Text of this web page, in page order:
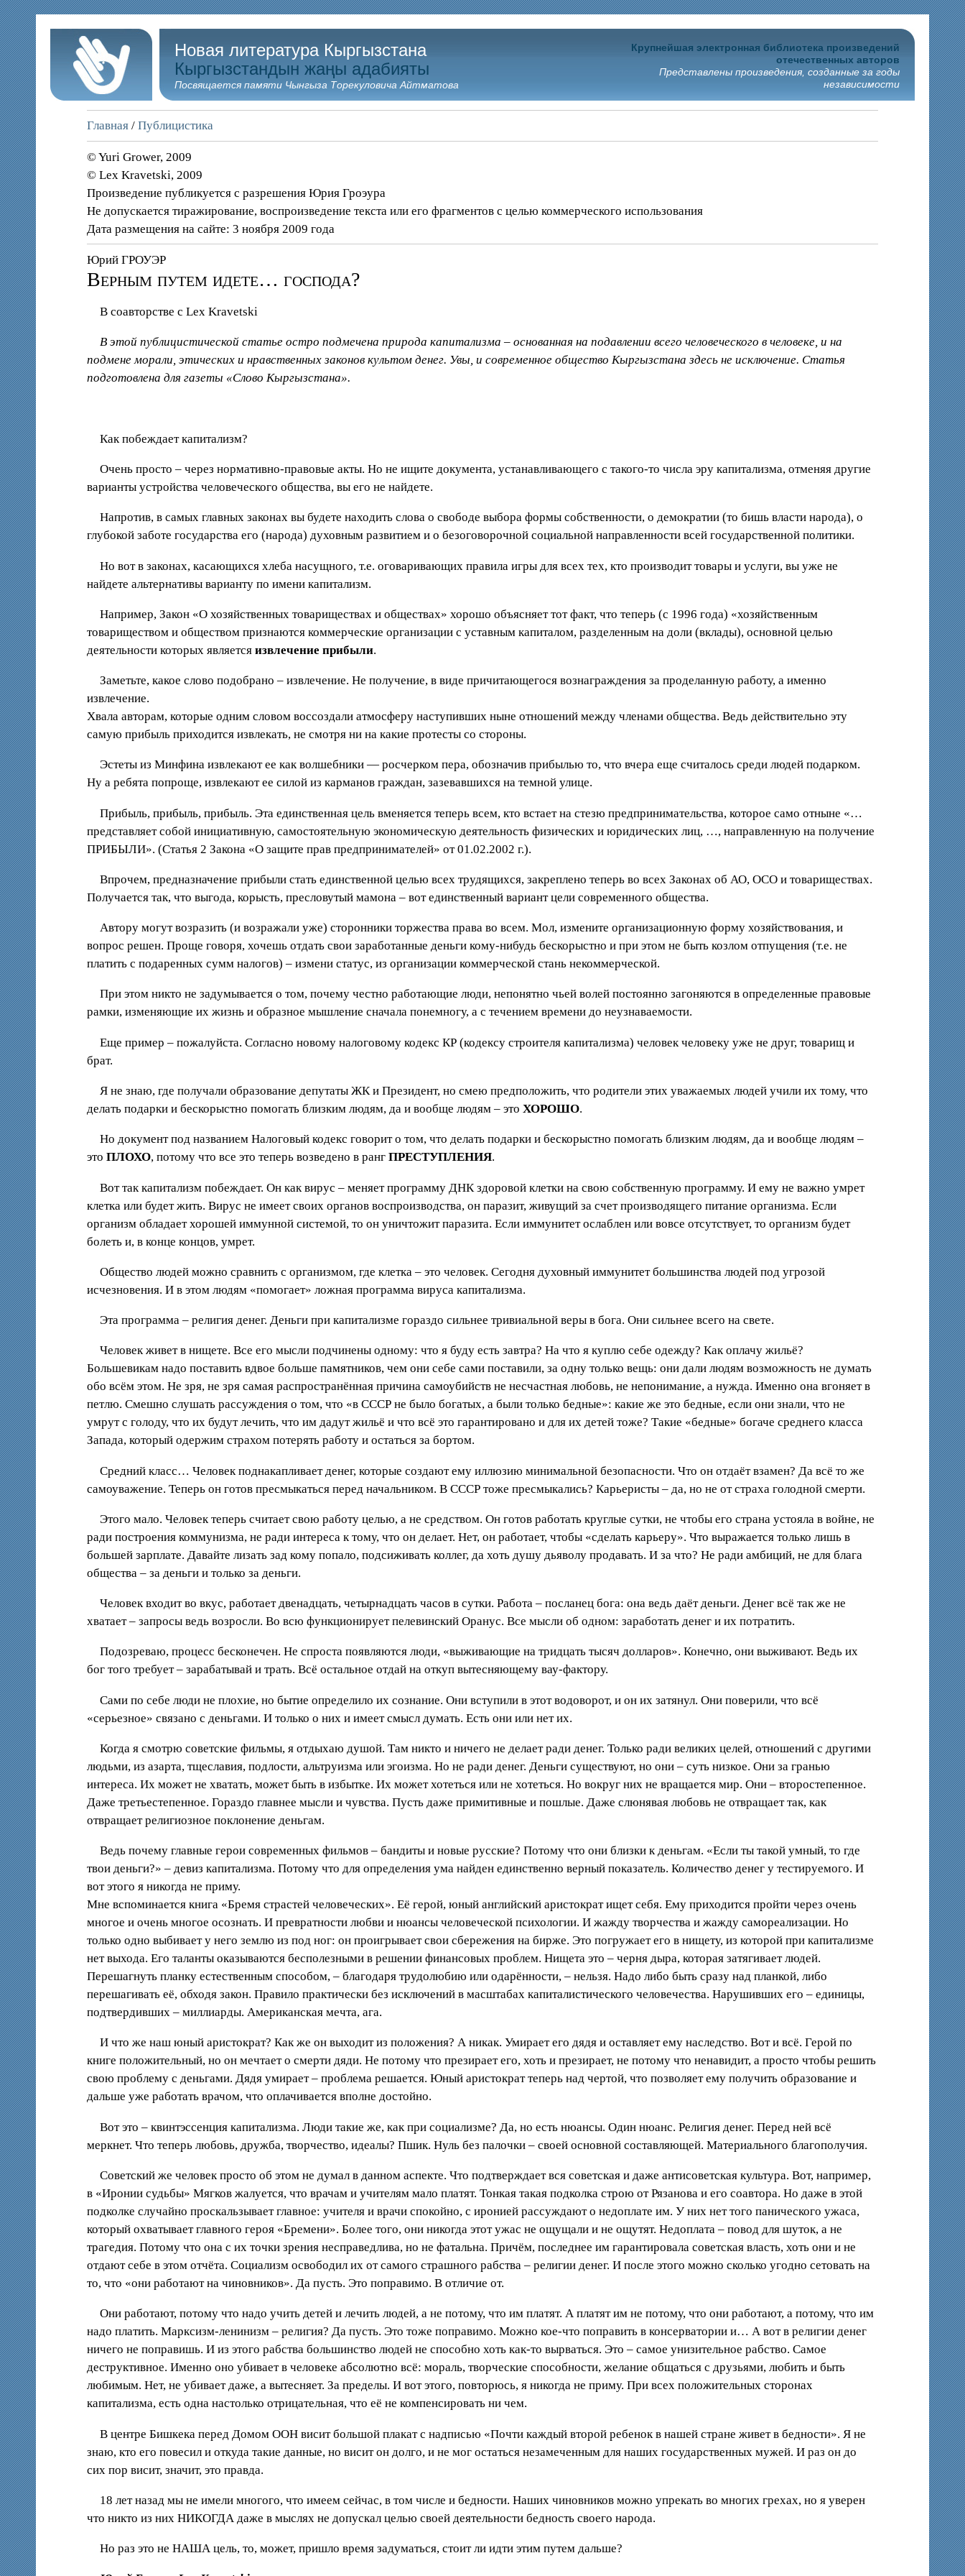
Новая литература Кыргызстана
Кыргызстандын жаңы адабияты
Посвящается памяти Чынгыза Торекуловича Айтматова
Крупнейшая электронная библиотека произведений
отечественных авторов
Представлены произведения, созданные за годы
независимости
Главная /Публицистика
© Yuri Grower, 2009
© Lex Kravetski, 2009
Произведение публикуется с разрешения Юрия Гроэура
Не допускается тиражирование, воспроизведение текста или его фрагментов с целью коммерческого использования
Дата размещения на сайте: 3 ноября 2009 года
Юрий ГРОУЭР
Верным путем идете… господа?
В соавторстве с Lex Kravetski
В этой публицистической статье остро подмечена природа капитализма – основанная на подавлении всего человеческого в человеке, и на
подмене морали, этических и нравственных законов культом денег. Увы, и современное общество Кыргызстана здесь не исключение. Статья
подготовлена для газеты «Слово Кыргызстана».
Как побеждает капитализм?
Очень просто – через нормативно-правовые акты. Но не ищите документа, устанавливающего с такого-то числа эру капитализма, отменяя другие
варианты устройства человеческого общества, вы его не найдете.
Напротив, в самых главных законах вы будете находить слова о свободе выбора формы собственности, о демократии (то бишь власти народа), о
глубокой заботе государства его (народа) духовным развитием и о безоговорочной социальной направленности всей государственной политики.
Но вот в законах, касающихся хлеба насущного, т.е. оговаривающих правила игры для всех тех, кто производит товары и услуги, вы уже не
найдете альтернативы варианту по имени капитализм.
Например, Закон «О хозяйственных товариществах и обществах» хорошо объясняет тот факт, что теперь (с 1996 года) «хозяйственным
товариществом и обществом признаются коммерческие организации с уставным капиталом, разделенным на доли (вклады), основной целью
деятельности которых являетсяизвлечение прибыли.
Заметьте, какое слово подобрано – извлечение. Не получение, в виде причитающегося вознаграждения за проделанную работу, а именно
извлечение.
Хвала авторам, которые одним словом воссоздали атмосферу наступивших ныне отношений между членами общества. Ведь действительно эту
самую прибыль приходится извлекать, не смотря ни на какие протесты со стороны.
Эстеты из Минфина извлекают ее как волшебники — росчерком пера, обозначив прибылью то, что вчера еще считалось среди людей подарком.
Ну а ребята попроще, извлекают ее силой из карманов граждан, зазевавшихся на темной улице.
Прибыль, прибыль, прибыль. Эта единственная цель вменяется теперь всем, кто встает на стезю предпринимательства, которое само отныне «…
представляет собой инициативную, самостоятельную экономическую деятельность физических и юридических лиц, …, направленную на получение
ПРИБЫЛИ». (Статья 2 Закона «О защите прав предпринимателей» от 01.02.2002 г.).
Впрочем, предназначение прибыли стать единственной целью всех трудящихся, закреплено теперь во всех Законах об АО, ОСО и товариществах.
Получается так, что выгода, корысть, пресловутый мамона – вот единственный вариант цели современного общества.
Автору могут возразить (и возражали уже) сторонники торжества права во всем. Мол, измените организационную форму хозяйствования, и
вопрос решен. Проще говоря, хочешь отдать свои заработанные деньги кому-нибудь бескорыстно и при этом не быть козлом отпущения (т.е. не
платить с подаренных сумм налогов) – измени статус, из организации коммерческой стань некоммерческой.
При этом никто не задумывается о том, почему честно работающие люди, непонятно чьей волей постоянно загоняются в определенные правовые
рамки, изменяющие их жизнь и образное мышление сначала понемногу, а с течением времени до неузнаваемости.
Еще пример – пожалуйста. Согласно новому налоговому кодекс КР (кодексу строителя капитализма) человек человеку уже не друг, товарищ и
брат.
Я не знаю, где получали образование депутаты ЖК и Президент, но смею предположить, что родители этих уважаемых людей учили их тому, что
делать подарки и бескорыстно помогать близким людям, да и вообще людям – этоХОРОШО.
Но документ под названием Налоговый кодекс говорит о том, что делать подарки и бескорыстно помогать близким людям, да и вообще людям –
этоПЛОХО, потому что все это теперь возведено в рангПРЕСТУПЛЕНИЯ.
Вот так капитализм побеждает. Он как вирус – меняет программу ДНК здоровой клетки на свою собственную программу. И ему не важно умрет
клетка или будет жить. Вирус не имеет своих органов воспроизводства, он паразит, живущий за счет производящего питание организма. Если
организм обладает хорошей иммунной системой, то он уничтожит паразита. Если иммунитет ослаблен или вовсе отсутствует, то организм будет
болеть и, в конце концов, умрет.
Общество людей можно сравнить с организмом, где клетка – это человек. Сегодня духовный иммунитет большинства людей под угрозой
исчезновения. И в этом людям «помогает» ложная программа вируса капитализма.
Эта программа – религия денег. Деньги при капитализме гораздо сильнее тривиальной веры в бога. Они сильнее всего на свете.
Человек живет в нищете. Все его мысли подчинены одному: что я буду есть завтра? На что я куплю себе одежду? Как оплачу жильё?
Большевикам надо поставить вдвое больше памятников, чем они себе сами поставили, за одну только вещь: они дали людям возможность не думать
обо всём этом. Не зря, не зря самая распространённая причина самоубийств не несчастная любовь, не непонимание, а нужда. Именно она вгоняет в
петлю. Смешно слушать рассуждения о том, что «в СССР не было богатых, а были только бедные»: какие же это бедные, если они знали, что не
умрут с голоду, что их будут лечить, что им дадут жильё и что всё это гарантировано и для их детей тоже? Такие «бедные» богаче среднего класса
Запада, который одержим страхом потерять работу и остаться за бортом.
Средний класс… Человек поднакапливает денег, которые создают ему иллюзию минимальной безопасности. Что он отдаёт взамен? Да всё то же
самоуважение. Теперь он готов пресмыкаться перед начальником. В СССР тоже пресмыкались? Карьеристы – да, но не от страха голодной смерти.
Этого мало. Человек теперь считает свою работу целью, а не средством. Он готов работать круглые сутки, не чтобы его страна устояла в войне, не
ради построения коммунизма, не ради интереса к тому, что он делает. Нет, он работает, чтобы «сделать карьеру». Что выражается только лишь в
большей зарплате. Давайте лизать зад кому попало, подсиживать коллег, да хоть душу дьяволу продавать. И за что? Не ради амбиций, не для блага
общества – за деньги и только за деньги.
Человек входит во вкус, работает двенадцать, четырнадцать часов в сутки. Работа – посланец бога: она ведь даёт деньги. Денег всё так же не
хватает – запросы ведь возросли. Во всю функционирует пелевинский Оранус. Все мысли об одном: заработать денег и их потратить.
Подозреваю, процесс бесконечен. Не спроста появляются люди, «выживающие на тридцать тысяч долларов». Конечно, они выживают. Ведь их
бог того требует – зарабатывай и трать. Всё остальное отдай на откуп вытесняющему вау-фактору.
Сами по себе люди не плохие, но бытие определило их сознание. Они вступили в этот водоворот, и он их затянул. Они поверили, что всё
«серьезное» связано с деньгами. И только о них и имеет смысл думать. Есть они или нет их.
Когда я смотрю советские фильмы, я отдыхаю душой. Там никто и ничего не делает ради денег. Только ради великих целей, отношений с другими
людьми, из азарта, тщеславия, подлости, альтруизма или эгоизма. Но не ради денег. Деньги существуют, но они – суть низкое. Они за гранью
интереса. Их может не хватать, может быть в избытке. Их может хотеться или не хотеться. Но вокруг них не вращается мир. Они – второстепенное.
Даже третьестепенное. Гораздо главнее мысли и чувства. Пусть даже примитивные и пошлые. Даже слюнявая любовь не отвращает так, как
отвращает религиозное поклонение деньгам.
Ведь почему главные герои современных фильмов – бандиты и новые русские? Потому что они близки к деньгам. «Если ты такой умный, то где
твои деньги?» – девиз капитализма. Потому что для определения ума найден единственно верный показатель. Количество денег у тестируемого. И
вот этого я никогда не приму.
Мне вспоминается книга «Бремя страстей человеческих». Её герой, юный английский аристократ ищет себя. Ему приходится пройти через очень
многое и очень многое осознать. И превратности любви и нюансы человеческой психологии. И жажду творчества и жажду самореализации. Но
только одно выбивает у него землю из под ног: он проигрывает свои сбережения на бирже. Это погружает его в нищету, из которой при капитализме
нет выхода. Его таланты оказываются бесполезными в решении финансовых проблем. Нищета это – черня дыра, которая затягивает людей.
Перешагнуть планку естественным способом, – благодаря трудолюбию или одарённости, – нельзя. Надо либо быть сразу над планкой, либо
перешагивать её, обходя закон. Правило практически без исключений в масштабах капиталистического человечества. Нарушивших его – единицы,
подтвердивших – миллиарды. Американская мечта, ага.
И что же наш юный аристократ? Как же он выходит из положения? А никак. Умирает его дядя и оставляет ему наследство. Вот и всё. Герой по
книге положительный, но он мечтает о смерти дяди. Не потому что презирает его, хоть и презирает, не потому что ненавидит, а просто чтобы решить
свою проблему с деньгами. Дядя умирает – проблема решается. Юный аристократ теперь над чертой, что позволяет ему получить образование и
дальше уже работать врачом, что оплачивается вполне достойно.
Вот это – квинтэссенция капитализма. Люди такие же, как при социализме? Да, но есть нюансы. Один нюанс. Религия денег. Перед ней всё
меркнет. Что теперь любовь, дружба, творчество, идеалы? Пшик. Нуль без палочки – своей основной составляющей. Материального благополучия.
Советский же человек просто об этом не думал в данном аспекте. Что подтверждает вся советская и даже антисоветская культура. Вот, например,
в «Иронии судьбы» Мягков жалуется, что врачам и учителям мало платят. Тонкая такая подколка строю от Рязанова и его соавтора. Но даже в этой
подколке случайно проскальзывает главное: учителя и врачи спокойно, с иронией рассуждают о недоплате им. У них нет того панического ужаса,
который охватывает главного героя «Бремени». Более того, они никогда этот ужас не ощущали и не ощутят. Недоплата – повод для шуток, а не
трагедия. Потому что она с их точки зрения несправедлива, но не фатальна. Причём, последнее им гарантировала советская власть, хоть они и не
отдают себе в этом отчёта. Социализм освободил их от самого страшного рабства – религии денег. И после этого можно сколько угодно сетовать на
то, что «они работают на чиновников». Да пусть. Это поправимо. В отличие от.
Они работают, потому что надо учить детей и лечить людей, а не потому, что им платят. А платят им не потому, что они работают, а потому, что им
надо платить. Марксизм-ленинизм – религия? Да пусть. Это тоже поправимо. Можно кое-что поправить в консерватории и… А вот в религии денег
ничего не поправишь. И из этого рабства большинство людей не способно хоть как-то вырваться. Это – самое унизительное рабство. Самое
деструктивное. Именно оно убивает в человеке абсолютно всё: мораль, творческие способности, желание общаться с друзьями, любить и быть
любимым. Нет, не убивает даже, а вытесняет. За пределы. И вот этого, повторюсь, я никогда не приму. При всех положительных сторонах
капитализма, есть одна настолько отрицательная, что её не компенсировать ни чем.
В центре Бишкека перед Домом ООН висит большой плакат с надписью «Почти каждый второй ребенок в нашей стране живет в бедности». Я не
знаю, кто его повесил и откуда такие данные, но висит он долго, и не мог остаться незамеченным для наших государственных мужей. И раз он до
сих пор висит, значит, это правда.
18 лет назад мы не имели многого, что имеем сейчас, в том числе и бедности. Наших чиновников можно упрекать во многих грехах, но я уверен
что никто из них НИКОГДА даже в мыслях не допускал целью своей деятельности бедность своего народа.
Но раз это не НАША цель, то, может, пришло время задуматься, стоит ли идти этим путем дальше?